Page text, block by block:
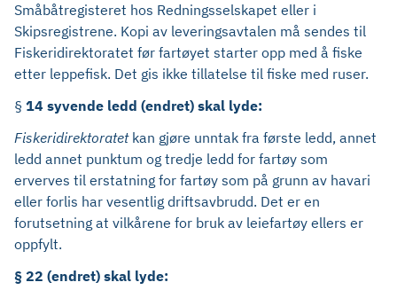
Småbåtregisteret hos Redningsselskapet eller i
Skipsregistrene. Kopi av leveringsavtalen må sendes til
Fiskeridirektoratet før fartøyet starter opp med å fiske
etter leppefisk. Det gis ikke tillatelse til fiske med ruser.
§ 14 syvende ledd (endret) skal lyde:
Fiskeridirektoratet kan gjøre unntak fra første ledd, annet
ledd annet punktum og tredje ledd for fartøy som
erverves til erstatning for fartøy som på grunn av havari
eller forlis har vesentlig driftsavbrudd. Det er en
forutsetning at vilkårene for bruk av leiefartøy ellers er
oppfylt.
§ 22 (endret) skal lyde: